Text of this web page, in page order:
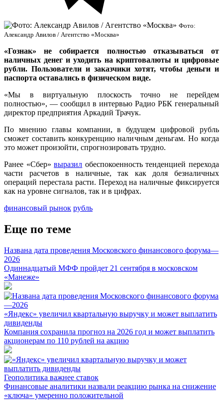
Фото:
Александр Авилов / Агентство «Москва»
«Гознак» не собирается полностью отказываться от
наличных денег и уходить на криптовалюты и цифровые
рубли. Пользователи и заказчики хотят, чтобы деньги и
паспорта оставались в физическом виде.
«Мы в виртуальную плоскость точно не перейдем
полностью», — сообщил в интервью Радио РБК генеральный
директор предприятия Аркадий Трачук.
По мнению главы компании, в будущем цифровой рубль
сможет составить конкуренцию наличным деньгам. Но когда
это может произойти, спрогнозировать трудно.
Ранее «Сбер»выразил обеспокоенность тенденцией перехода
части расчетов в наличные, так как доля безналичных
операций перестала расти. Переход на наличные фиксируется
как на уровне сигналов, так и в цифрах.
финансовый рынок рубль
Еще по теме
Названа дата проведения Московского финансового форума—
2026
Одиннадцатый МФФ пройдет 21 сентября в московском
«Манеже»
«Яндекс» увеличил квартальную выручку и может выплатить
дивиденды
Компания сохранила прогноз на 2026 год и может выплатить
акционерам по 110 рублей на акцию
Геополитика важнее ставок
Финансовые аналитики назвали реакцию рынка на снижение
«ключа» умеренно положительной